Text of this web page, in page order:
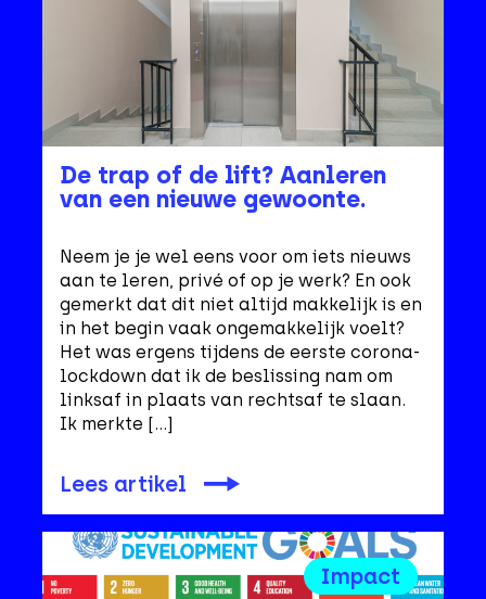
De trap of de lift? Aanleren
van een nieuwe gewoonte.
Neem je je wel eens voor om iets nieuws
aan te leren, privé of op je werk? En ook
gemerkt dat dit niet altijd makkelijk is en
in het begin vaak ongemakkelijk voelt?
Het was ergens tijdens de eerste corona-
lockdown dat ik de beslissing nam om
linksaf in plaats van rechtsaf te slaan.
Ik merkte […]
Lees artikel
Impact